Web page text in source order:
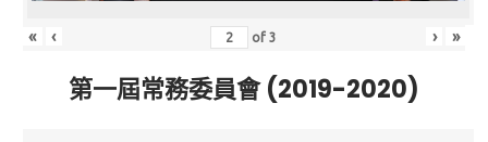
« ‹ of3 › »
第一屆常務委員會 (2019-2020)